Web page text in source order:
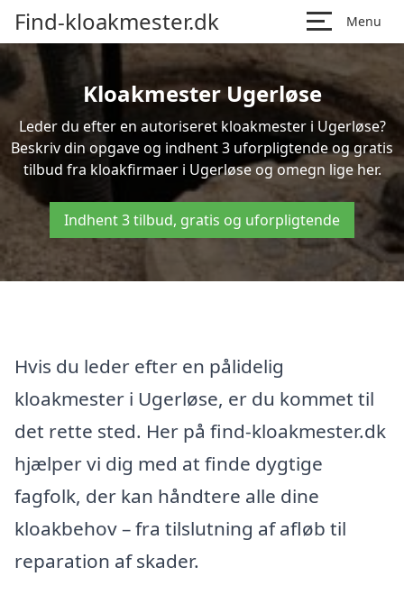
Find-kloakmester.dk Menu
Kloakmester Ugerløse
Leder du efter en autoriseret kloakmester i Ugerløse?
Beskriv din opgave og indhent 3 uforpligtende og gratis
tilbud fra kloakfirmaer i Ugerløse og omegn lige her.
Indhent 3 tilbud, gratis og uforpligtende
Hvis du leder efter en pålidelig
kloakmester i Ugerløse, er du kommet til
det rette sted. Her på find-kloakmester.dk
hjælper vi dig med at finde dygtige
fagfolk, der kan håndtere alle dine
kloakbehov – fra tilslutning af afløb til
reparation af skader.